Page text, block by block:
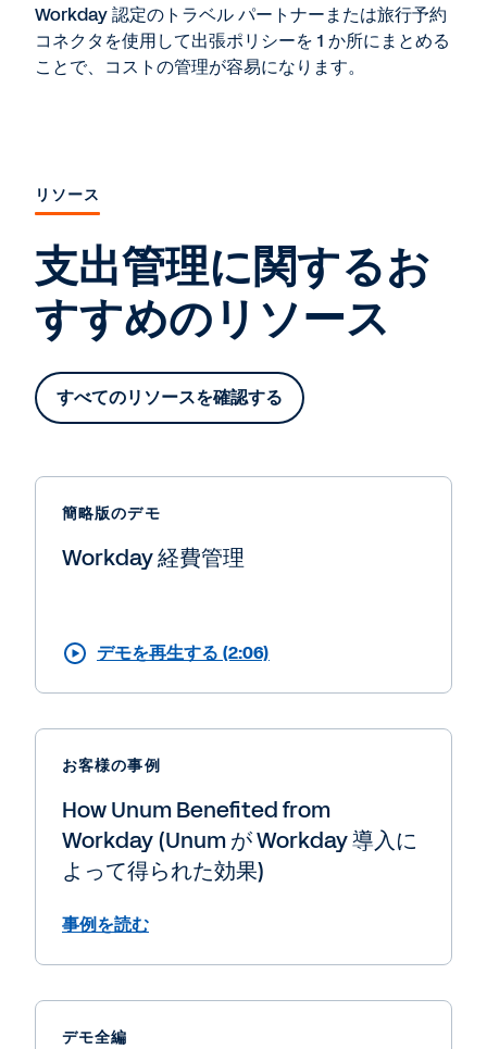
Workday 認定のトラベル パートナーまたは旅行予約
コネクタを使用して出張ポリシーを 1 か所にまとめる
ことで、コストの管理が容易になります。
リソース
支出管理に関するお
すすめのリソース
すべてのリソースを確認する
簡略版のデモ
Workday 経費管理
デモを再生する (2:06)
お客様の事例
How Unum Benefited from
Workday (Unum が Workday 導入に
よって得られた効果)
事例を読む
デモ全編